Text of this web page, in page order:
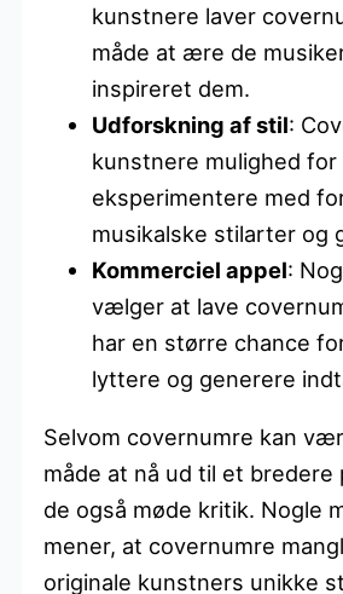
kunstnere laver
måde at ære de
inspireret dem.
Udforskning af stil:
kunstnere mulighed for
eksperimentere med
musikalske stilarter og
Kommerciel appel:
vælger at lave
har en større chance
lyttere og generere
Selvom covernumre kan
måde at nå ud til et bredere
de også møde kritik. Nogle
mener, at covernumre
originale kunstners unikke